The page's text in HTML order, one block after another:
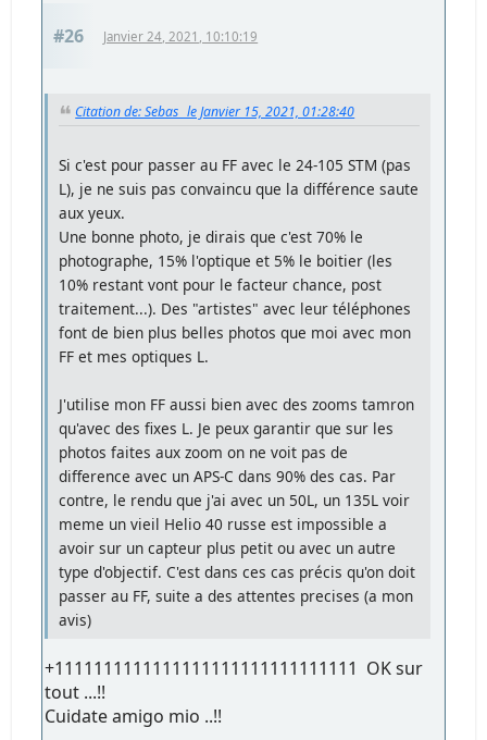
#26 Janvier 24, 2021, 10:10:19
Citation de: Sebas_ le Janvier 15, 2021, 01:28:40
Si c'est pour passer au FF avec le 24-105 STM (pas
L), je ne suis pas convaincu que la différence saute
aux yeux.
Une bonne photo, je dirais que c'est 70% le
photographe, 15% l'optique et 5% le boitier (les
10% restant vont pour le facteur chance, post
traitement...). Des "artistes" avec leur téléphones
font de bien plus belles photos que moi avec mon
FF et mes optiques L.
J'utilise mon FF aussi bien avec des zooms tamron
qu'avec des fixes L. Je peux garantir que sur les
photos faites aux zoom on ne voit pas de
difference avec un APS-C dans 90% des cas. Par
contre, le rendu que j'ai avec un 50L, un 135L voir
meme un vieil Helio 40 russe est impossible a
avoir sur un capteur plus petit ou avec un autre
type d'objectif. C'est dans ces cas précis qu'on doit
passer au FF, suite a des attentes precises (a mon
avis)
+1111111111111111111111111111111 OK sur
tout ...!!
Cuidate amigo mio ..!!